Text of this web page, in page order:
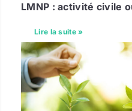
LMNP : activité civile
Lire la suite »